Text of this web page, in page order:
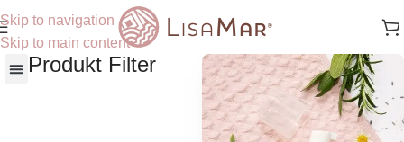
Skip to navigation
Skip to main content
Produkt Filter